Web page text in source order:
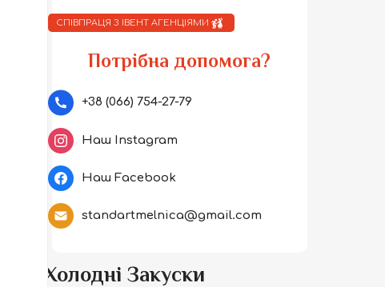
СПІВПРАЦЯ З ІВЕНТ АГЕНЦІЯМИ
Потрібна допомога?
+38 (066) 754-27-79
Наш Instagram
Наш Facebook
standartmelnica@gmail.com
Холодні Закуски